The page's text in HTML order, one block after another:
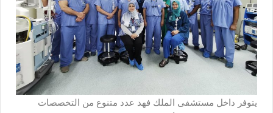
يتوفر داخل مستشفى الملك فهد عدد متنوع من التخصصات